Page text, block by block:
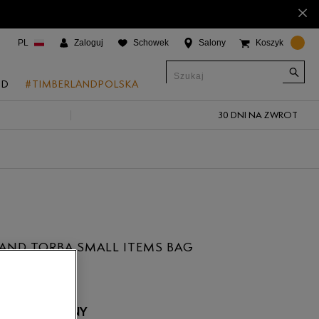
×
#TIMBERLANDPOLSKA
PL Zaloguj Schowek Salony Koszyk
30 DNI NA ZWROT
TORBA SMALL ITEMS BAG
NIEDOSTĘPNY